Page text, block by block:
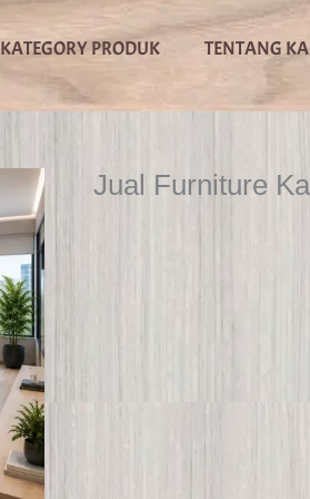
KATEGORY PRODUK TENTANG
Jual Furniture